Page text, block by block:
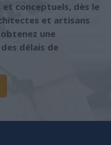
conceptuels, dès le
et artisans
une
délais de